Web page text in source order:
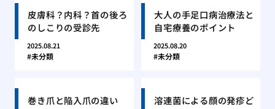
皮膚科？内科？首の後ろ
のしこりの受診先
2025.08.21
未分類
大人の手足口病治療法と
自宅療養のポイント
2025.08.20
未分類
巻き爪と陥入爪の違い
溶連菌による顔の発疹ど